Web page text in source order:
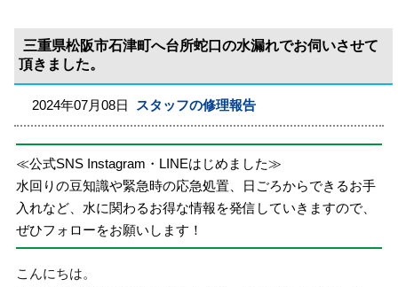
三重県松阪市石津町へ台所蛇口の水漏れでお伺いさせて
頂きました。
2024年07月08日 スタッフの修理報告
≪公式SNS Instagram・LINEはじめました≫
水回りの豆知識や緊急時の応急処置、日ごろからできるお手
入れなど、水に関わるお得な情報を発信していきますので、
ぜひフォローをお願いします！
こんにちは。